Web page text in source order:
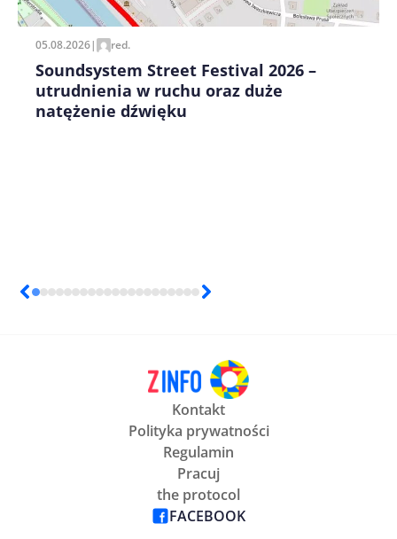
05.08.2026| red.
Soundsystem Street Festival 2026 –
utrudnienia w ruchu oraz duże
natężenie dźwięku
Kontakt
Polityka prywatności
Regulamin
Pracuj
the protocol
FACEBOOK